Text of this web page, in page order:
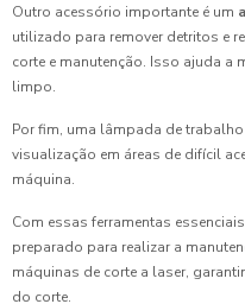
Outro acessório importante é um
utilizado para remover detritos e
corte e manutenção. Isso ajuda a
limpo.
Por fim, uma lâmpada de
visualização em áreas de difícil
máquina.
Com essas ferramentas
preparado para realizar a
máquinas de corte a laser,
do corte.